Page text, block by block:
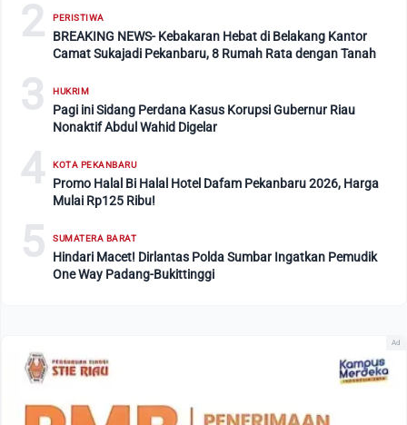
2 PERISTIWA
BREAKING NEWS- Kebakaran Hebat di Belakang Kantor
Camat Sukajadi Pekanbaru, 8 Rumah Rata dengan Tanah
3 HUKRIM
Pagi ini Sidang Perdana Kasus Korupsi Gubernur Riau
Nonaktif Abdul Wahid Digelar
4 KOTA PEKANBARU
Promo Halal Bi Halal Hotel Dafam Pekanbaru 2026, Harga
Mulai Rp125 Ribu!
5 SUMATERA BARAT
Hindari Macet! Dirlantas Polda Sumbar Ingatkan Pemudik
One Way Padang-Bukittinggi
Ad